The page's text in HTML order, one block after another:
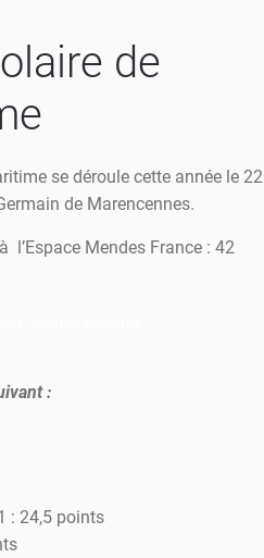
de
se déroule cette année le 22
de Marencennes.
l’Espace Mendes France : 42
:
: 24,5 points